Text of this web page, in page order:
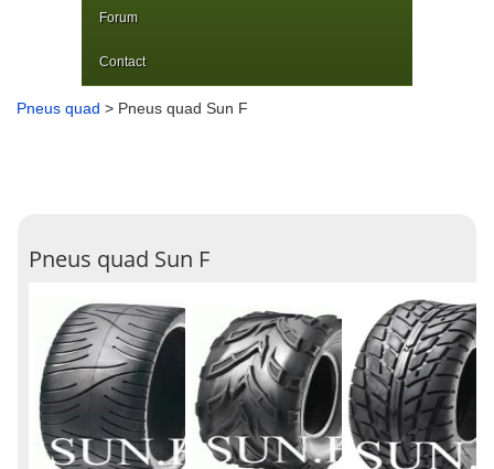
Forum
Contact
Pneus quad > Pneus quad Sun F
Pneus quad Sun F